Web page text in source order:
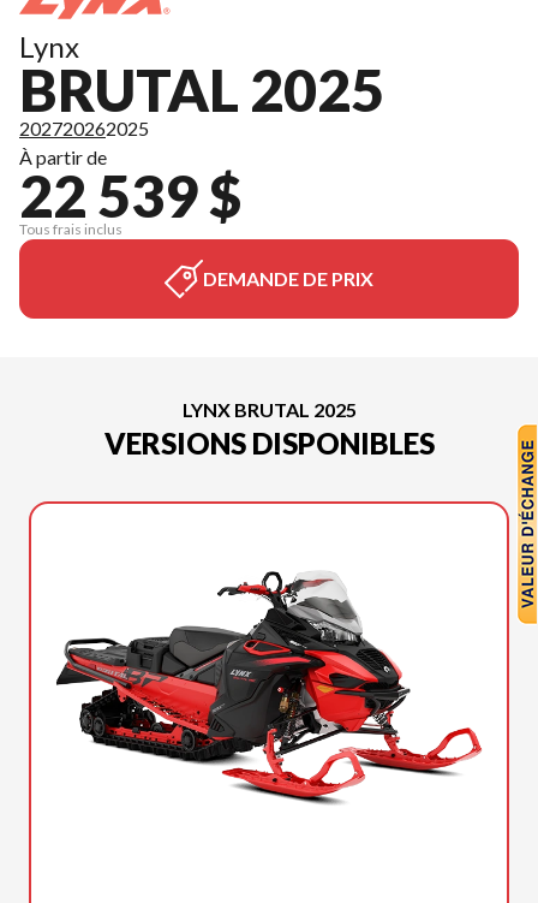
Lynx
BRUTAL 2025
202720262025
À partir de
22 539 $
Tous frais inclus
DEMANDE DE PRIX
LYNX BRUTAL 2025
VERSIONS DISPONIBLES